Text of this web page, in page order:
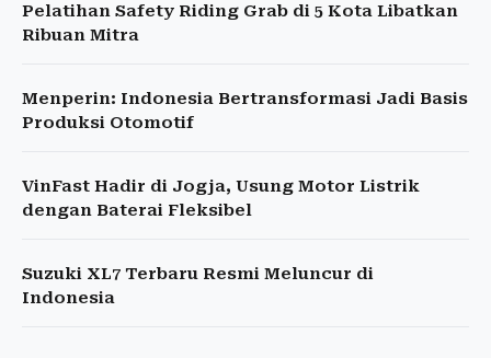
Pelatihan Safety Riding Grab di 5 Kota Libatkan
Ribuan Mitra
Menperin: Indonesia Bertransformasi Jadi Basis
Produksi Otomotif
VinFast Hadir di Jogja, Usung Motor Listrik
dengan Baterai Fleksibel
Suzuki XL7 Terbaru Resmi Meluncur di
Indonesia